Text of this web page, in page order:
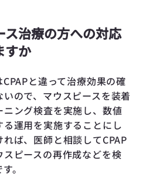
ス治療の方への対応
すか
と違って治療効果の確
ので、マウスピースを装着
ニング検査を実施し、数値
運用を実施することにし
ば、医師と相談してCPAP
ピースの再作成などを検
。